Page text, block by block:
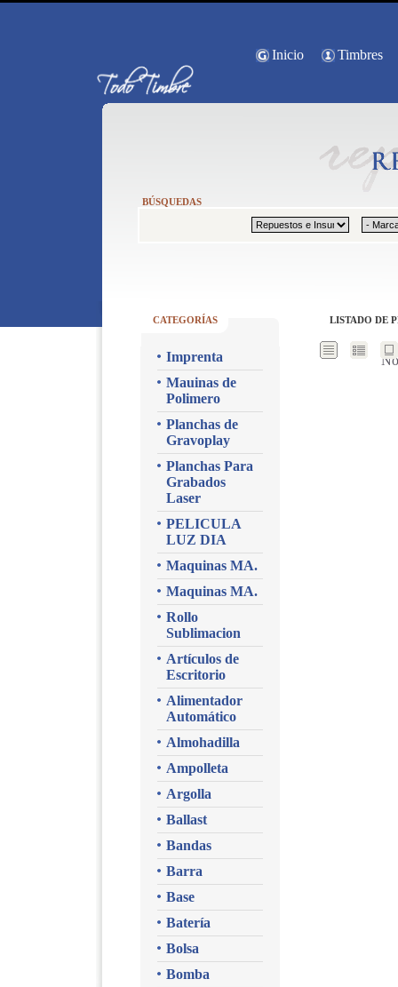
Inicio Timbres
BÚSQUEDAS
CATEGORÍAS
Imprenta
Mauinas de
Polimero
Planchas de
Gravoplay
Planchas Para
Grabados
Laser
PELICULA
LUZ DIA
Maquinas MA.
Maquinas MA.
Rollo
Sublimacion
Artículos de
Escritorio
Alimentador
Automático
Almohadilla
Ampolleta
Argolla
Ballast
Bandas
Barra
Base
Batería
Bolsa
Bomba
LISTADO DE